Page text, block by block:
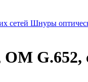
сетей Шнуры
ОМ